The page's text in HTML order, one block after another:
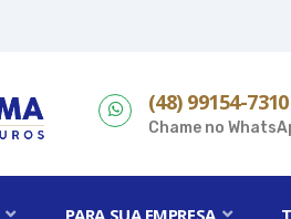
(48) 99154-7310
Chame no
PARA SUA EMPRESA